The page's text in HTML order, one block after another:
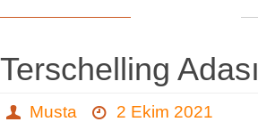
Terschelling Adası
Musta
2 Ekim 2021